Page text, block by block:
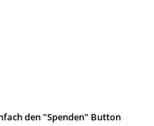
den "Spenden" Button